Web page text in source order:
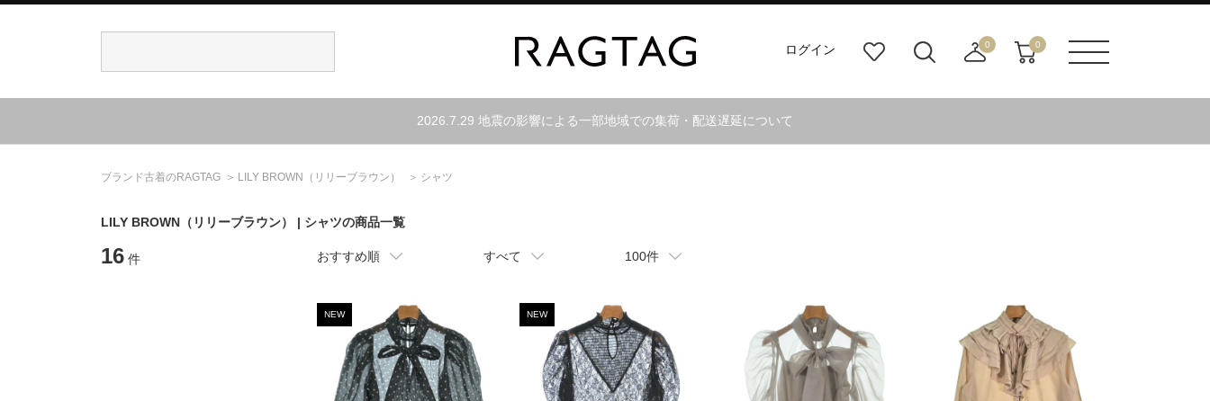
ログイン
り
ダ
0
寄
0
2026.7.29 地震の影響による一部地域での集荷・配送遅延について
ブランド古着のRAGTAG LILY BROWN （リリーブラウン） シャツ
LILY BROWN （リリーブラウン） | シャツの商品一覧
16 件 おすすめ順 すべて 100件
NEW NEW